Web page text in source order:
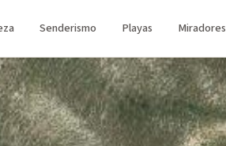
Senderismo Playas Miradores